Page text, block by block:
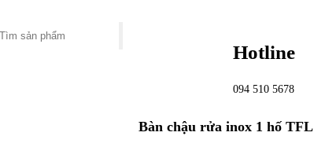
Hotline
094 510 5678
Bàn chậu rửa inox 1 hố TFL